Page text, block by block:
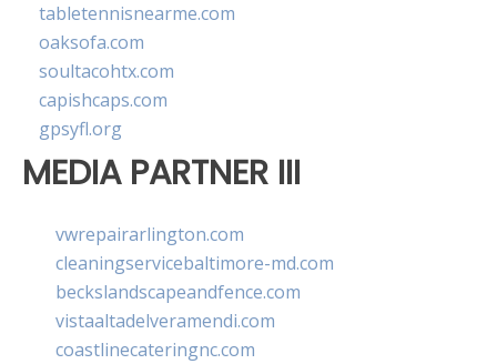
tabletennisnearme.com
oaksofa.com
soultacohtx.com
capishcaps.com
gpsyfl.org
MEDIA PARTNER III
vwrepairarlington.com
cleaningservicebaltimore-md.com
beckslandscapeandfence.com
vistaaltadelveramendi.com
coastlinecateringnc.com